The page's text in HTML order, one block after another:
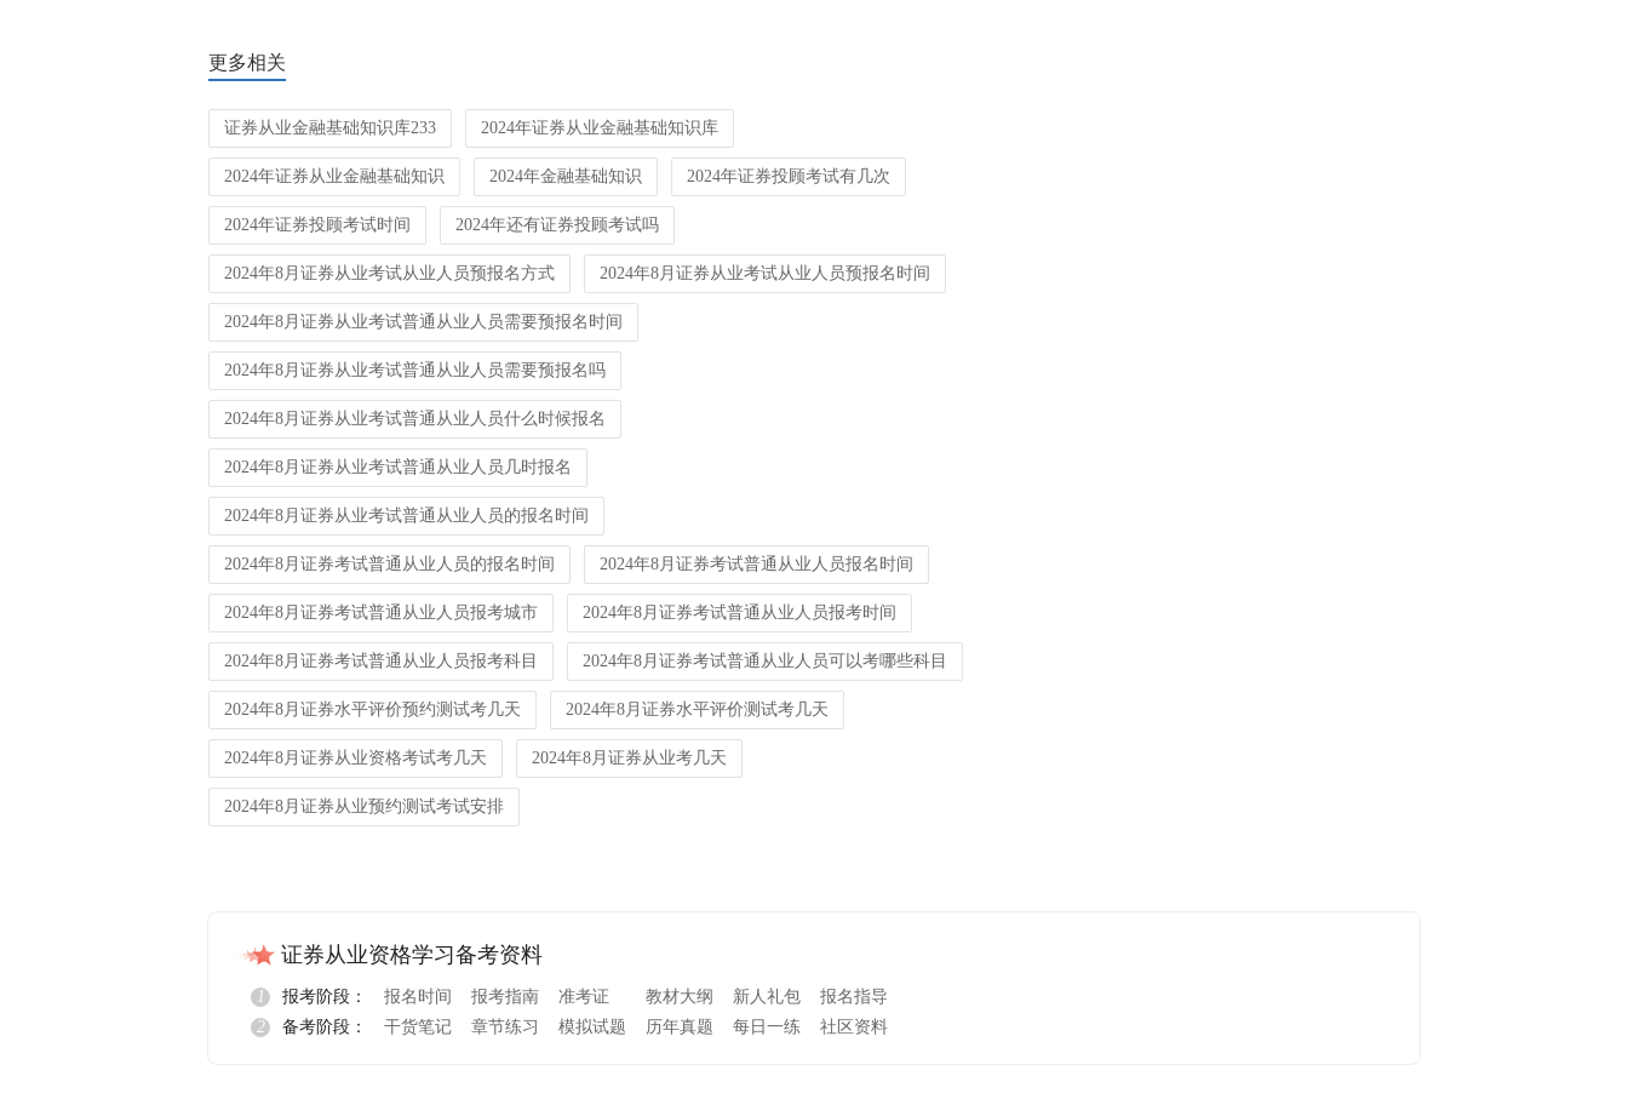
更多相关
证券从业金融基础知识库233 2024年证券从业金融基础知识库
2024年证券从业金融基础知识 2024年金融基础知识 2024年证券投顾考试有几次
2024年证券投顾考试时间 2024年还有证券投顾考试吗
2024年8月证券从业考试从业人员预报名方式 2024年8月证券从业考试从业人员预报名时间
2024年8月证券从业考试普通从业人员需要预报名时间
2024年8月证券从业考试普通从业人员需要预报名吗
2024年8月证券从业考试普通从业人员什么时候报名
2024年8月证券从业考试普通从业人员几时报名
2024年8月证券从业考试普通从业人员的报名时间
2024年8月证券考试普通从业人员的报名时间 2024年8月证券考试普通从业人员报名时间
2024年8月证券考试普通从业人员报考城市 2024年8月证券考试普通从业人员报考时间
2024年8月证券考试普通从业人员报考科目 2024年8月证券考试普通从业人员可以考哪些科目
2024年8月证券水平评价预约测试考几天 2024年8月证券水平评价测试考几天
2024年8月证券从业资格考试考几天 2024年8月证券从业考几天
2024年8月证券从业预约测试考试安排
证券从业资格学习备考资料
1 报考阶段： 报名时间 报考指南 准考证 教材大纲 新人礼包
报名指导
2
备考阶段： 干货笔记 章节练习 模拟试题 历年真题 每日一练 社区资料